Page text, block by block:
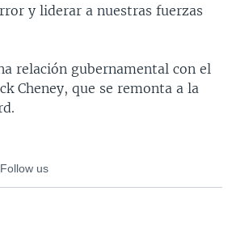
DÍA
VOAy liderar a nuestras fuerzas
relación gubernamental con el
Cheney, que se remonta a la
Follow us